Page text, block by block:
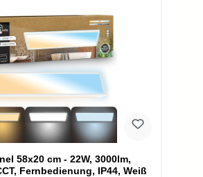
58x20 cm - 22W, 3000lm,
Fernbedienung, IP44, Weiß